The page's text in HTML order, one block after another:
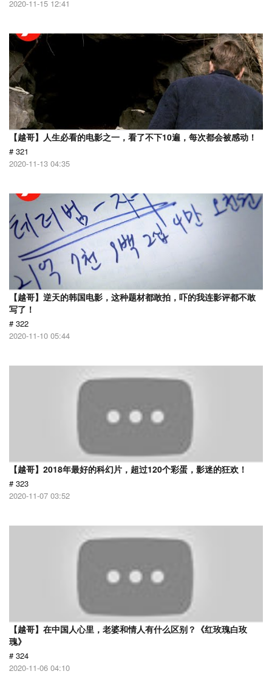
2020-11-15 12:41
【越哥】人生必看的电影之一，看了不下10遍，每次都会被感动！
# 321
2020-11-13 04:35
【越哥】逆天的韩国电影，这种题材都敢拍，吓的我连影评都不敢
写了！
# 322
2020-11-10 05:44
【越哥】2018年最好的科幻片，超过120个彩蛋，影迷的狂欢！
# 323
2020-11-07 03:52
【越哥】在中国人心里，老婆和情人有什么区别？《红玫瑰白玫
瑰》
# 324
2020-11-06 04:10